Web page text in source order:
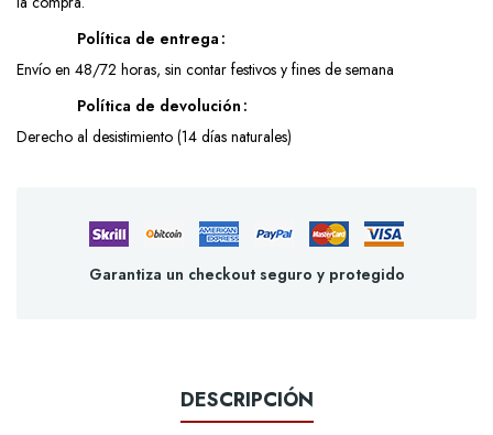
Política de entrega
Envío en 48/72 horas, sin contar festivos y fines de semana
Política de devolución
Derecho al desistimiento (14 días naturales)
Garantiza un checkout seguro y protegido
DESCRIPCIÓN